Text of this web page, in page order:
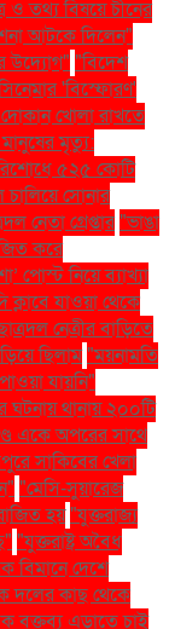
ও তথ্য বিষয়ে চীনের
আটকে দিলেন"
উদ্যোগ" "বিদেশ
'বিস্ফোরণ'
দোকান খোলা রাখতে
মৃত্যু:
৫২৫ কোটি
সোনার
নেতা গ্রেপ্তার"ভাঙা
করে
পোস্ট নিয়ে ব্যাখ্যা
যাওয়া থেকে
নেত্রীর বাড়িতে
ছিলাম"ময়নামতি
যায়নি"
থানায় ২০০টি
একে অপরের সাথে
সাকিবের খেলা
"মেসি-সুয়ারেজ
হয়"যুক্তরাজ্য
"যুক্তরাষ্ট্র অবৈধ
বিমানে দেশে
দলের কাছ থেকে
বক্তব্য এড়াতে চাই